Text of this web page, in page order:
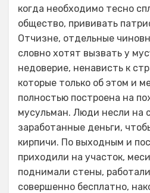
когда необходимо тесно
общество, прививать
Отчизне, отдельные
словно хотят вызвать у
недоверие, ненависть к
которые только об этом и
полностью построена на
мусульман. Люди несли на
заработанные деньги,
кирпичи. По выходным и
приходили на участок,
поднимали стены,
совершенно бесплатно,